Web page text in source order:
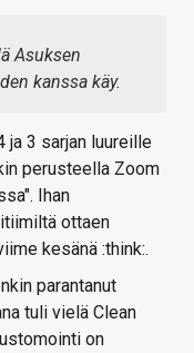
Asuksen
kanssa käy.
ja 3 sarjan luureille
perusteella Zoom
Ihan
ottaen
kesänä :think:.
parantanut
tuli vielä Clean
on